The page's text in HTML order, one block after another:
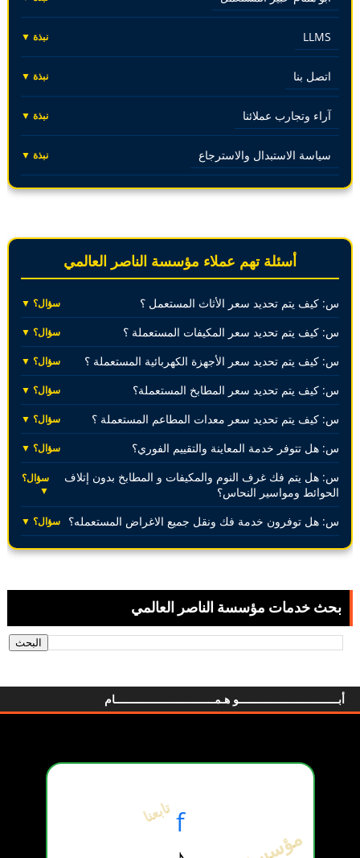
LLMS نبذة ▼
اتصل بنا نبذة ▼
آراء وتجارب عملائنا نبذة ▼
سياسة الاستبدال والاسترجاع نبذة ▼
أسئلة تهم عملاء مؤسسة الناصر العالمي
س: كيف يتم تحديد سعر الأثاث المستعمل ؟ سؤال؟ ▼
س: كيف يتم تحديد سعر المكيفات المستعملة ؟ سؤال؟ ▼
س: كيف يتم تحديد سعر الأجهزة الكهربائية المستعملة ؟ سؤال؟ ▼
س: كيف يتم تحديد سعر المطابخ المستعملة؟ سؤال؟ ▼
س: كيف يتم تحديد سعر معدات المطاعم المستعملة ؟ سؤال؟ ▼
س: هل تتوفر خدمة المعاينة والتقييم الفوري؟ سؤال؟ ▼
س: هل يتم فك غرف النوم والمكيفات و المطابخ بدون إتلاف
الحوائط ومواسير النحاس؟
سؤال؟
▼
س: هل توفرون خدمة فك ونقل جميع الاغراض المستعمله؟ سؤال؟ ▼
بحث خدمات مؤسسة الناصر العالمي
أبـــــــــــــــــــــــــــــــو هـمـــــــــــــــــــــــــــــــام
تابعنا f